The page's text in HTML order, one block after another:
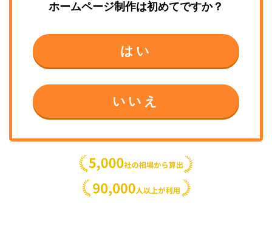
ホームページ制作は初めてですか？
はい
いいえ